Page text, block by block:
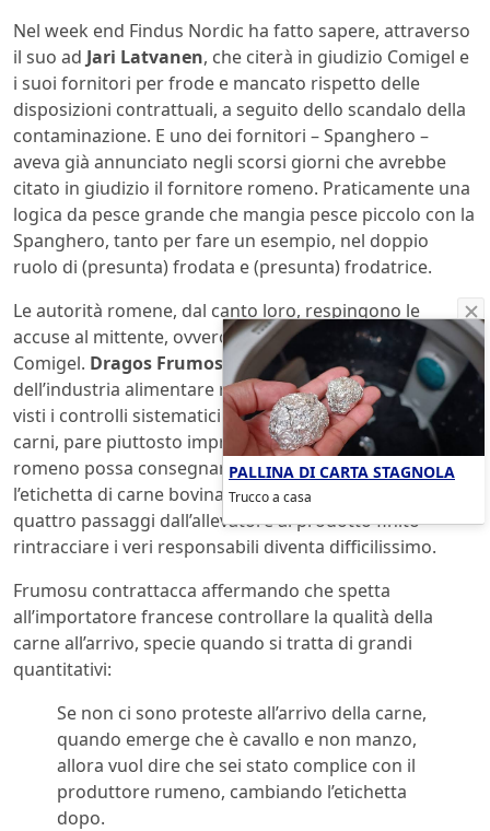
Nel week end Findus Nordic ha fatto sapere, attraverso
il suo ad Jari Latvanen, che citerà in giudizio Comigel e
i suoi fornitori per frode e mancato rispetto delle
disposizioni contrattuali, a seguito dello scandalo della
contaminazione. E uno dei fornitori – Spanghero –
aveva già annunciato negli scorsi giorni che avrebbe
citato in giudizio il fornitore romeno. Praticamente una
logica da pesce grande che mangia pesce piccolo con la
Spanghero, tanto per fare un esempio, nel doppio
ruolo di (presunta) frodata e (presunta) frodatrice.
Le autorità romene, dal canto loro, respingono le
accuse al mittente, ovverosia al produttore francese
Comigel. Dragos Frumosu , presidente dei sindacati
dell’industria alimentare romena, ha dichiarato che,
visti i controlli sistematici ai quali vengono sottoposte le
carni, pare piuttosto improbabile che “qualsiasi macello
romeno possa consegnare carne di cavallo sotto
l’etichetta di carne bovina”. In una filiera con almeno
quattro passaggi dall’allevatore al prodotto finito
rintracciare i veri responsabili diventa difficilissimo.
Frumosu contrattacca affermando che spetta
all’importatore francese controllare la qualità della
carne all’arrivo, specie quando si tratta di grandi
quantitativi:
Se non ci sono proteste all’arrivo della carne,
quando emerge che è cavallo e non manzo,
allora vuol dire che sei stato complice con il
produttore rumeno, cambiando l’etichetta
dopo.
PALLINA DI CARTA STAGNOLA
Trucco a casa